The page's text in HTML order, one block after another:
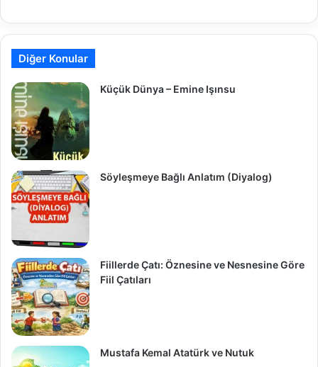
Diğer Konular
Küçük Dünya – Emine Işınsu
Söyleşmeye Bağlı Anlatım (Diyalog)
Fiillerde Çatı: Öznesine ve Nesnesine Göre
Fiil Çatıları
Mustafa Kemal Atatürk ve Nutuk